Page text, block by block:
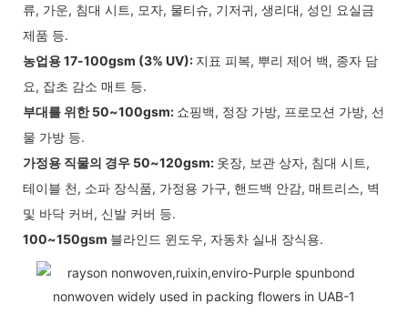
류, 가운, 침대 시트, 모자, 물티슈, 기저귀, 생리대, 성인 요실금
제품 등.
농업용 17-100gsm (3% UV): 지표 피복, 뿌리 제어 백, 종자 담
요, 잡초 감소 매트 등.
부대를 위한 50~100gsm: 쇼핑백, 정장 가방, 프로모션 가방, 선
물 가방 등.
가정용 직물의 경우 50~120gsm: 옷장, 보관 상자, 침대 시트,
테이블 천, 소파 장식품, 가정용 가구, 핸드백 안감, 매트리스, 벽
및 바닥 커버, 신발 커버 등.
100~150gsm 블라인드 윈도우, 자동차 실내 장식용.